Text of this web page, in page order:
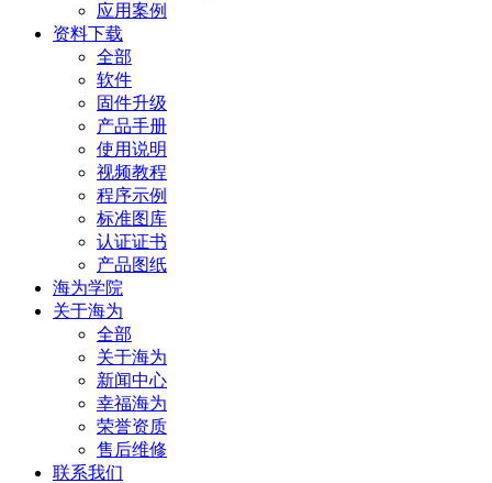
应用案例
资料下载
全部
软件
固件升级
产品手册
使用说明
视频教程
程序示例
标准图库
认证证书
产品图纸
海为学院
关于海为
全部
关于海为
新闻中心
幸福海为
荣誉资质
售后维修
联系我们